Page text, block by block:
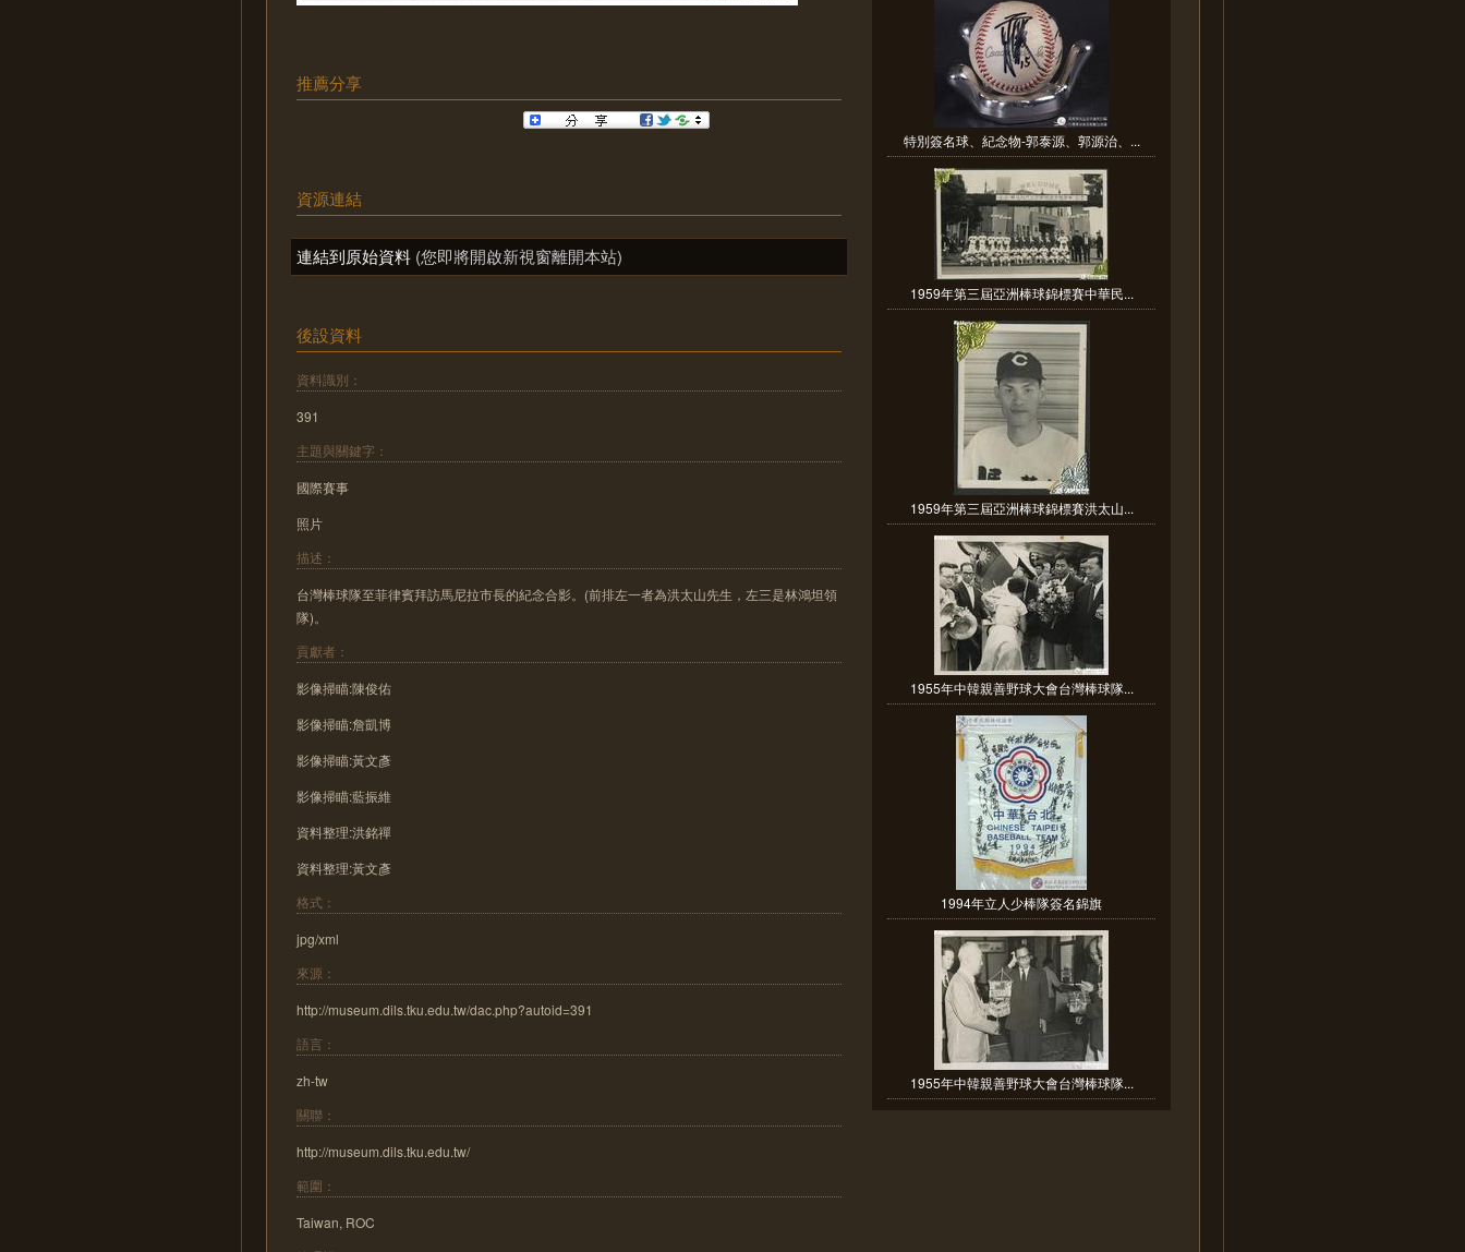
推薦分享
資源連結
連結到原始資料 (您即將開啟新視窗離開本站)
後設資料
資料識別：
391
主題與關鍵字：
國際賽事
照片
描述：
台灣棒球隊至菲律賓拜訪馬尼拉市長的紀念合影。(前排左一者為洪太山先生，左三是林鴻坦領
隊)。
貢獻者：
影像掃瞄:陳俊佑
影像掃瞄:詹凱博
影像掃瞄:黃文彥
影像掃瞄:藍振維
資料整理:洪銘禪
資料整理:黃文彥
格式：
jpg/xml
來源：
http://museum.dils.tku.edu.tw/dac.php?autoid=391
語言：
zh-tw
關聯：
http://museum.dils.tku.edu.tw/
範圍：
Taiwan, ROC
特別簽名球、紀念物-郭泰源、郭源治、...
1959年第三屆亞洲棒球錦標賽中華民...
1959年第三屆亞洲棒球錦標賽洪太山...
1955年中韓親善野球大會台灣棒球隊...
1994年立人少棒隊簽名錦旗
1955年中韓親善野球大會台灣棒球隊...